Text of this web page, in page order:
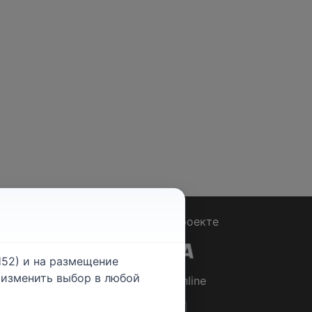
О проекте
© 2026Rabotniki.online
и на размещение
выбор в любой